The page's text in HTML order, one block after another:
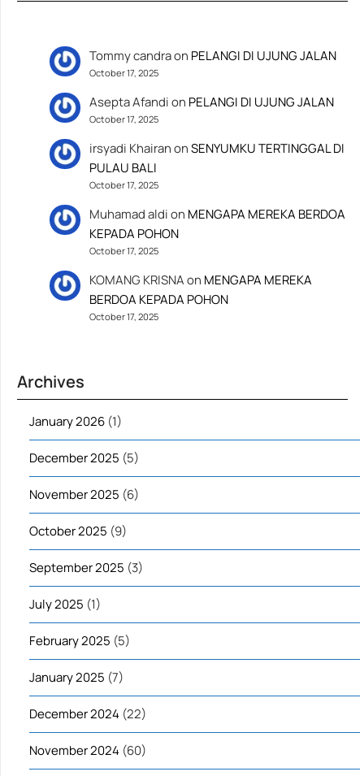
Tommy candraon PELANGI DI UJUNG JALAN
October 17, 2025
Asepta Afandion PELANGI DI UJUNG JALAN
October 17, 2025
irsyadi KhairanonSENYUMKU TERTINGGAL DI
PULAU BALI
October 17, 2025
Muhamad aldion MENGAPA MEREKA BERDOA
KEPADA POHON
October 17, 2025
KOMANG KRISNAon MENGAPA MEREKA
BERDOA KEPADA POHON
October 17, 2025
Archives
January 2026 (1)
December 2025 (5)
November 2025 (6)
October 2025 (9)
September 2025 (3)
July 2025 (1)
February 2025 (5)
January 2025 (7)
December 2024 (22)
November 2024 (60)